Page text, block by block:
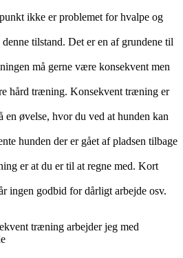
ikke er problemet for hvalpe og
tilstand. Det er en af grundene til
må gerne være konsekvent men
hård træning. Konsekvent træning er
en øvelse, hvor du ved at hunden kan
hunden der er gået af pladsen tilbage
er at du er til at regne med. Kort
ingen godbid for dårligt arbejde osv.
træning arbejder jeg med